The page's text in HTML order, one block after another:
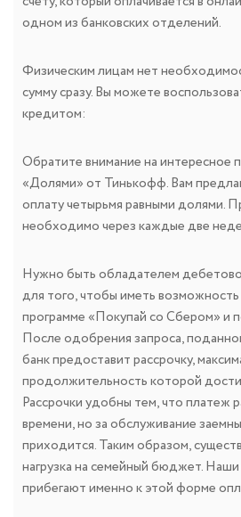
одном из банковских отделений.
Физическим лицам нет
сумму сразу. Вы можете
кредитом:
Обратите внимание на интересное
«Долями» от Тинькофф. Вам
оплату четырьмя равными долями.
необходимо через каждые две
Нужно быть обладателем
для того, чтобы иметь возможность
программе «Покупай со Сбером» и
После одобрения запроса,
банк предоставит рассрочку,
продолжительность которой
Рассрочки удобны тем, что платеж
времени, но за обслуживание
приходится. Таким образом,
нагрузка на семейный бюджет.
прибегают именно к этой форме